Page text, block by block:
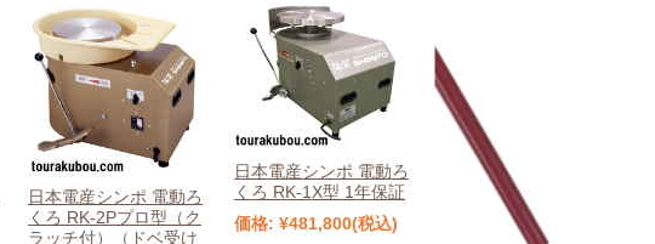
日本電産シンポ 電動ろ
くろ RK-2Pプロ型（ク
ラッチ付）（ドベ受け
日本電産シンポ 電動ろ
くろ RK-1X型 1年保証
価格: ¥481,800(税込)